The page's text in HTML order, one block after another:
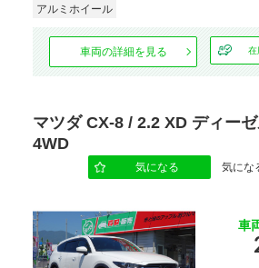
サイドカメラ バッ
環境装備・福祉装備
アイドリング
エコ
電動リアゲート リ
アルミホイール
車両の詳細を見る 在
マツダ CX-8 / 2.2 XD ディー
4WD
気になる 気にな
車